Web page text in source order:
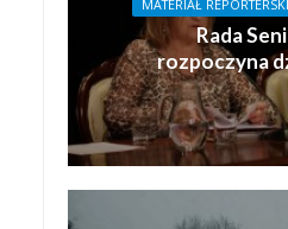
MATERIAŁ REPORTERSKI
Rada
rozpoczyna